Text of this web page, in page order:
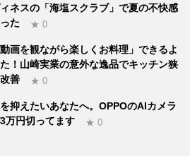
ネスの「海塩スクラブ」で夏の不快感
た
★ 0
動画を観ながら楽しくお料理」できるよ
！山崎実業の意外な逸品でキッチン狭
善
★ 0
抑えたいあなたへ。OPPOのAIカメラ
万円切ってます
★ 0